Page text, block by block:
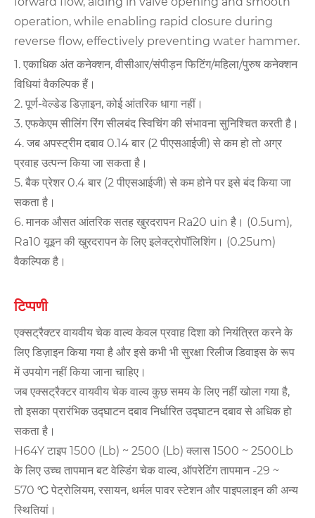
operation, while enabling rapid closure during
reverse flow, effectively preventing water hammer.
1. एकाधिक अंत कनेक्शन, वीसीआर/संपीड़न फिटिंग/महिला/पुरुष कनेक्शन
विधियां वैकल्पिक हैं।
2. पूर्ण-वेल्डेड डिज़ाइन, कोई आंतरिक धागा नहीं।
3. एफकेएम सीलिंग रिंग सीलबंद स्विचिंग की संभावना सुनिश्चित करती है।
4. जब अपस्ट्रीम दबाव 0.14 बार (2 पीएसआईजी) से कम हो तो अग्र
प्रवाह उत्पन्न किया जा सकता है।
5. बैक प्रेशर 0.4 बार (2 पीएसआईजी) से कम होने पर इसे बंद किया जा
सकता है।
6. मानक औसत आंतरिक सतह खुरदरापन Ra20 uin है। (0.5um),
Ra10 यूइन की खुरदरापन के लिए इलेक्ट्रोपॉलिशिंग। (0.25um)
वैकल्पिक है।
टिप्पणी
एक्सट्रैक्टर वायवीय चेक वाल्व केवल प्रवाह दिशा को नियंत्रित करने के
लिए डिज़ाइन किया गया है और इसे कभी भी सुरक्षा रिलीज डिवाइस के रूप
में उपयोग नहीं किया जाना चाहिए।
जब एक्सट्रैक्टर वायवीय चेक वाल्व कुछ समय के लिए नहीं खोला गया है,
तो इसका प्रारंभिक उद्घाटन दबाव निर्धारित उद्घाटन दबाव से अधिक हो
सकता है।
H64Y टाइप 1500 (Lb) ~ 2500 (Lb) क्लास 1500 ~ 2500Lb
के लिए उच्च तापमान बट वेल्डिंग चेक वाल्व, ऑपरेटिंग तापमान -29 ~
570 ℃ पेट्रोलियम, रसायन, थर्मल पावर स्टेशन और पाइपलाइन की अन्य
स्थितियां।